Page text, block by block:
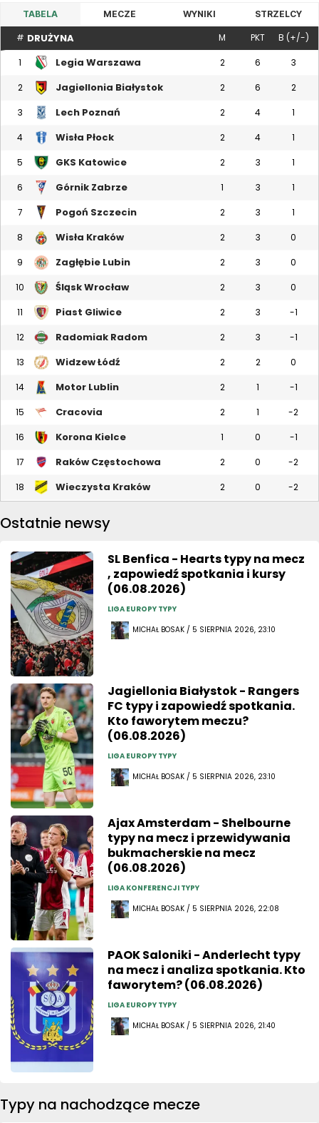
TABELA MECZE WYNIKI STRZELCY
# DRUŻYNA M PKT B (+/-)
1 Legia Warszawa 2 6 3
2 Jagiellonia Białystok 2 6 2
3 Lech Poznań 2 4 1
4 Wisła Płock 2 4 1
5 GKS Katowice 2 3 1
6 Górnik Zabrze 1 3 1
7 Pogoń Szczecin 2 3 1
8 Wisła Kraków 2 3 0
9 Zagłębie Lubin 2 3 0
10 Śląsk Wrocław 2 3 0
11 Piast Gliwice 2 3 -1
12 Radomiak Radom 2 3 -1
13 Widzew Łódź 2 2 0
14 Motor Lublin 2 1 -1
15 Cracovia 2 1 -2
16 Korona Kielce 1 0 -1
17 Raków Częstochowa 2 0 -2
18 Wieczysta Kraków 2 0 -2
Ostatnie newsy
SL Benfica - Hearts typy na mecz
, zapowiedź spotkania i kursy
(06.08.2026)
LIGA EUROPY TYPY
MICHAŁ BOSAK / 5 SIERPNIA 2026, 23:10
Jagiellonia Białystok - Rangers
FC typy i zapowiedź spotkania.
Kto faworytem meczu?
(06.08.2026)
LIGA EUROPY TYPY
MICHAŁ BOSAK / 5 SIERPNIA 2026, 23:10
Ajax Amsterdam - Shelbourne
typy na mecz i przewidywania
bukmacherskie na mecz
(06.08.2026)
LIGA KONFERENCJI TYPY
MICHAŁ BOSAK / 5 SIERPNIA 2026, 22:08
PAOK Saloniki - Anderlecht typy
na mecz i analiza spotkania. Kto
faworytem? (06.08.2026)
LIGA EUROPY TYPY
MICHAŁ BOSAK / 5 SIERPNIA 2026, 21:40
Typy na nachodzące mecze